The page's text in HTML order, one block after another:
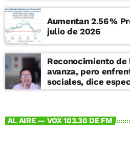
Aumentan 2.56 %
julio de 2026
Reconocimiento
avanza, pero
sociales, dice
AL AIRE — VOX 103.30 DE FM